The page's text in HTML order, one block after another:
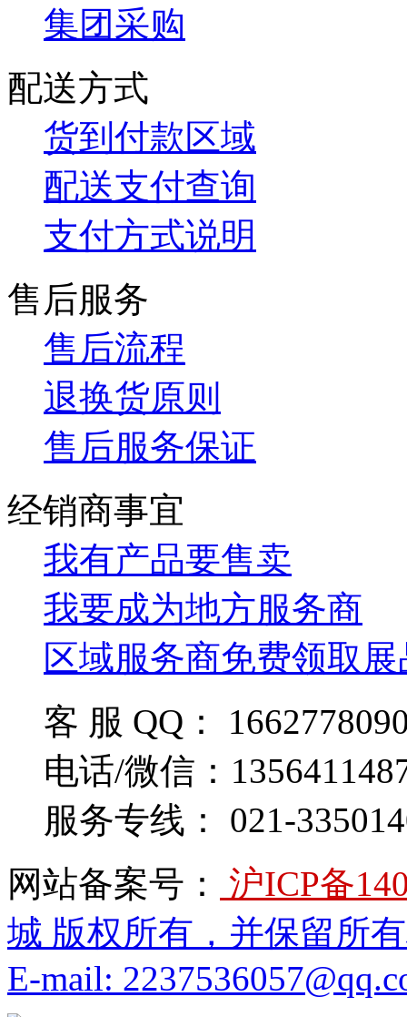
集团采购
配送方式
货到付款区域
配送支付查询
支付方式说明
售后服务
售后流程
退换货原则
售后服务保证
经销商事宜
我有产品要售卖
我要成为地方服务商
区域服务商免费领取展
客 服 QQ：
电话/微信：
服务专线： 021-
网站备案号：
沪ICP备
城 版权所有，并保留所
E-mail: